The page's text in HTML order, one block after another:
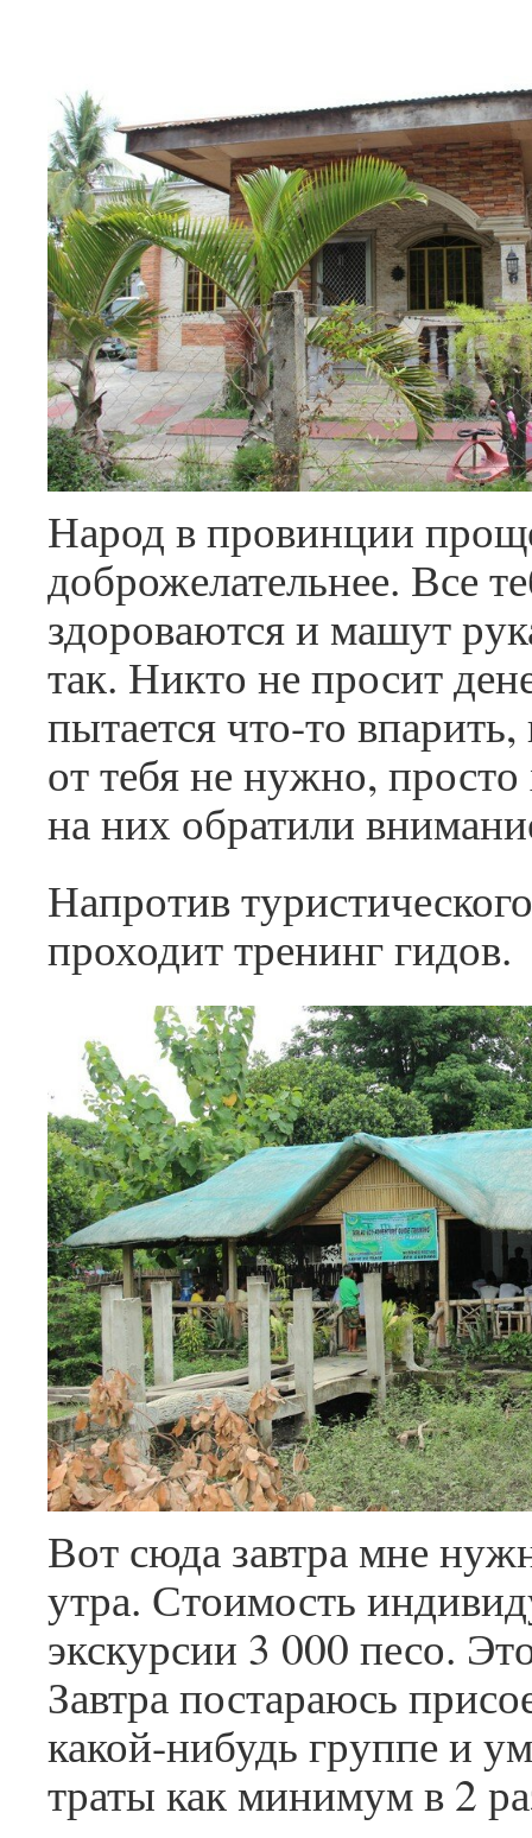
Народ в провинции
доброжелательнее. Все
здороваются и машут
так. Никто не просит
пытается что-то
от тебя не нужно,
на них обратили
Напротив
проходит тренинг гидов.
Вот сюда завтра мне
утра. Стоимость
экскурсии 3 000 песо.
Завтра постараюсь
какой-нибудь группе и
траты как минимум в 2